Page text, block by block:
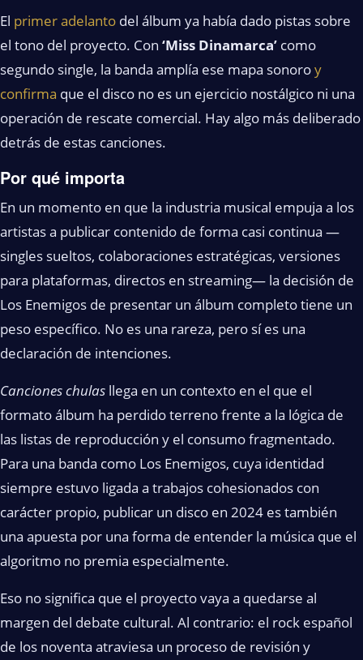
El primer adelanto del álbum ya había dado pistas sobre
el tono del proyecto. Con ‘Miss Dinamarca’ como
segundo single, la banda amplía ese mapa sonoroy
confirma que el disco no es un ejercicio nostálgico ni una
operación de rescate comercial. Hay algo más deliberado
detrás de estas canciones.
Por qué importa
En un momento en que la industria musical empuja a los
artistas a publicar contenido de forma casi continua —
singles sueltos, colaboraciones estratégicas, versiones
para plataformas, directos en streaming— la decisión de
Los Enemigos de presentar un álbum completo tiene un
peso específico. No es una rareza, pero sí es una
declaración de intenciones.
Canciones chulas llega en un contexto en el que el
formato álbum ha perdido terreno frente a la lógica de
las listas de reproducción y el consumo fragmentado.
Para una banda como Los Enemigos, cuya identidad
siempre estuvo ligada a trabajos cohesionados con
carácter propio, publicar un disco en 2024 es también
una apuesta por una forma de entender la música que el
algoritmo no premia especialmente.
Eso no significa que el proyecto vaya a quedarse al
margen del debate cultural. Al contrario: el rock español
de los noventa atraviesa un proceso de revisión y